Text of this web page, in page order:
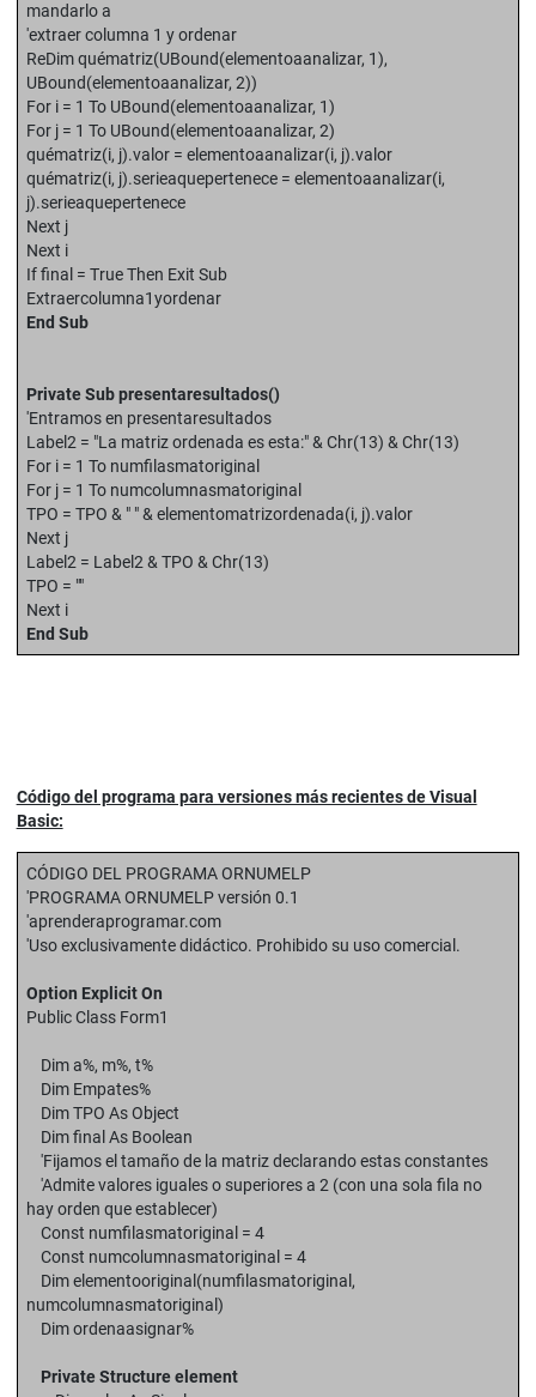
mandarlo a
'extraer columna 1 y ordenar
ReDim quématriz(UBound(elementoaanalizar, 1),
UBound(elementoaanalizar, 2))
For i = 1 To UBound(elementoaanalizar, 1)
For j = 1 To UBound(elementoaanalizar, 2)
quématriz(i, j).valor = elementoaanalizar(i, j).valor
quématriz(i, j).serieaquepertenece = elementoaanalizar(i,
j).serieaquepertenece
Next j
Next i
If final = True Then Exit Sub
Extraercolumna1yordenar
End Sub
Private Sub presentaresultados()
'Entramos en presentaresultados
Label2 = "La matriz ordenada es esta:" & Chr(13) & Chr(13)
For i = 1 To numfilasmatoriginal
For j = 1 To numcolumnasmatoriginal
TPO = TPO & " " & elementomatrizordenada(i, j).valor
Next j
Label2 = Label2 & TPO & Chr(13)
TPO = ""
Next i
End Sub
Código del programa para versiones más recientes de Visual
Basic:
CÓDIGO DEL PROGRAMA ORNUMELP
'PROGRAMA ORNUMELP versión 0.1
'aprenderaprogramar.com
'Uso exclusivamente didáctico. Prohibido su uso comercial.
Option Explicit On
Public Class Form1
Dim a%, m%, t%
Dim Empates%
Dim TPO As Object
Dim final As Boolean
'Fijamos el tamaño de la matriz declarando estas constantes
'Admite valores iguales o superiores a 2 (con una sola fila no
hay orden que establecer)
Const numfilasmatoriginal = 4
Const numcolumnasmatoriginal = 4
Dim elementooriginal(numfilasmatoriginal,
numcolumnasmatoriginal)
Dim ordenaasignar%
Private Structure element